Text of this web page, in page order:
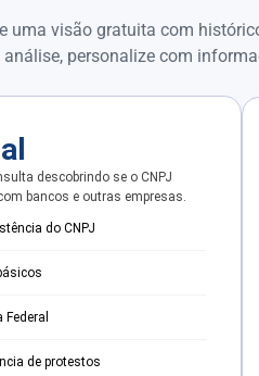
uma visão gratuita com
personalize com
descobrindo se o CNPJ
bancos e outras empresas.
do CNPJ
de protestos